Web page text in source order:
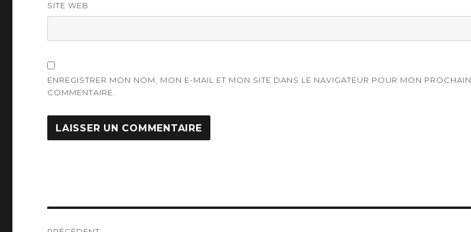
SITE WEB
ENREGISTRER MON NOM, MON E-MAIL ET MON SITE DANS LE NAVIGATEUR POUR MON PROCHAIN
COMMENTAIRE.